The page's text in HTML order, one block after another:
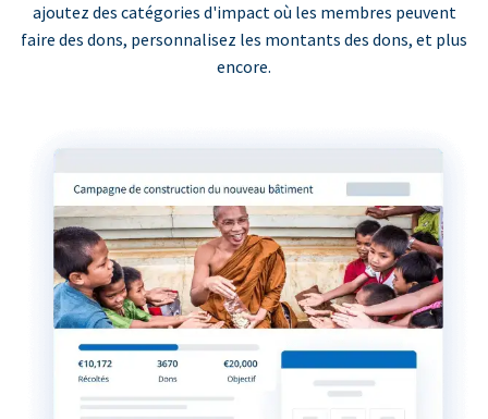
ajoutez des catégories d'impact où les membres peuvent
faire des dons, personnalisez les montants des dons, et plus
encore.